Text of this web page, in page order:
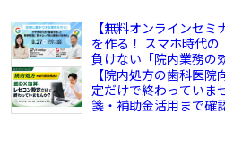
【無料オンラインセ
を作る！ スマホ時代
負けない「院内業務の
【院内処方の歯科医
定だけで終わっていま
箋・補助金活用まで確